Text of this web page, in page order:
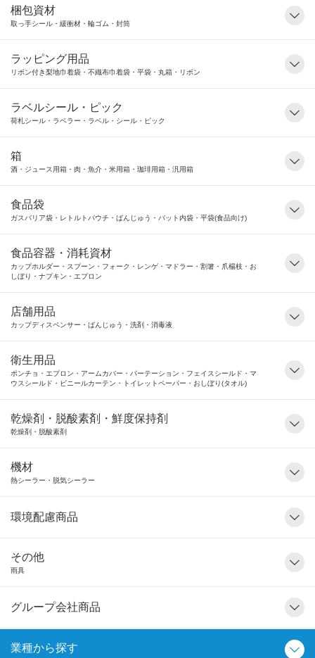
梱包資材
取っ手シール・緩衝材・輪ゴム・封筒
ラッピング用品
リボン付き梨地巾着袋・不織布巾着袋・平袋・丸箱・リボン
ラベルシール・ピック
荷札シール・ラベラー・ラベル・シール・ピック
箱
酒・ジュース用箱・肉・魚介・米用箱・珈琲用箱・汎用箱
食品袋
ガスバリア袋・レトルトパウチ・ばんじゅう・バット内袋・平袋(食品向け)
食品容器・消耗資材
カップホルダー・スプーン・フォーク・レンゲ・マドラー・割箸・爪楊枝・お
しぼり・ナプキン・エプロン
店舗用品
カップディスペンサー・ばんじゅう・洗剤・消毒液
衛生用品
ポンチョ・エプロン・アームカバー・パーテーション・フェイスシールド・マ
ウスシールド・ビニールカーテン・トイレットペーパー・おしぼり(タオル)
乾燥剤・脱酸素剤・鮮度保持剤
乾燥剤・脱酸素剤
機材
熱シーラー・脱気シーラー
環境配慮商品
その他
雨具
グループ会社商品
業種から探す